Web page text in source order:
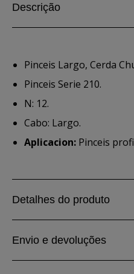
Descrição
Pinceis Largo, Cerda
Pinceis Serie 210.
N: 12.
Cabo: Largo.
Aplicacion: Pinceis
Detalhes do produto
Envio e devoluções